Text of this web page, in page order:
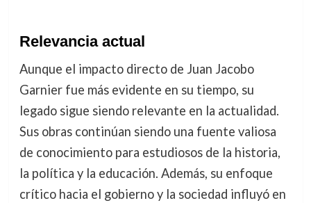
Relevancia actual
Aunque el impacto directo de Juan Jacobo
Garnier fue más evidente en su tiempo, su
legado sigue siendo relevante en la actualidad.
Sus obras continúan siendo una fuente valiosa
de conocimiento para estudiosos de la historia,
la política y la educación. Además, su enfoque
crítico hacia el gobierno y la sociedad influyó en